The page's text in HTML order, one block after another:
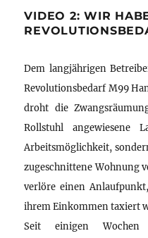
VIDEO 2: WIR
Dem langjährigen
Revolutionsbedarf M99
droht die
Rollstuhl angewiesene
Arbeitsmöglichkeit,
zugeschnittene Wohnung
verlöre einen
ihrem Einkommen taxiert
Seit einigen Wochen